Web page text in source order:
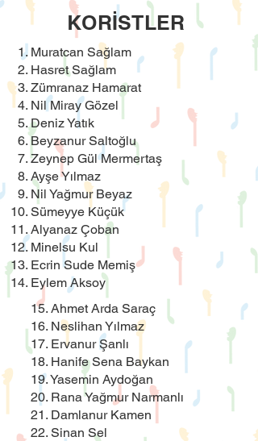
KORİSTLER
Muratcan Sağlam
Hasret Sağlam
Zümranaz Hamarat
Nil Miray Gözel
Deniz Yatık
Beyzanur Saltoğlu
Zeynep Gül Mermertaş
Ayşe Yılmaz
Nil Yağmur Beyaz
Sümeyye Küçük
Alyanaz Çoban
Minelsu Kul
Ecrin Sude Memiş
Eylem Aksoy
15. Ahmet Arda Saraç
16. Neslihan Yılmaz
17. Ervanur Şanlı
18. Hanife Sena Baykan
19. Yasemin Aydoğan
20. Rana Yağmur Narmanlı
21. Damlanur Kamen
22. Sinan Sel